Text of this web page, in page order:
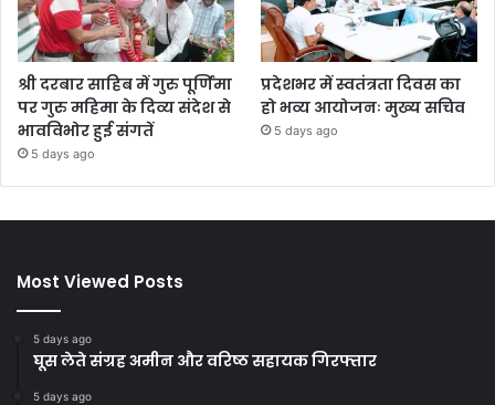
श्री दरबार साहिब में गुरु पूर्णिमा
पर गुरु महिमा के दिव्य संदेश से
भावविभोर हुई संगतें
5 days ago
प्रदेशभर में स्वतंत्रता दिवस का
हो भव्य आयोजनः मुख्य सचिव
5 days ago
Most Viewed Posts
5 days ago
घूस लेते संग्रह अमीन और वरिष्ठ सहायक गिरफ्तार
5 days ago